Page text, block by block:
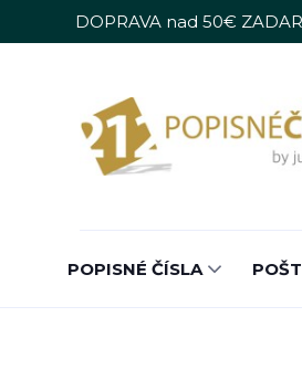
DOPRAVA nad 50€
POPISNÉ ČÍSLA